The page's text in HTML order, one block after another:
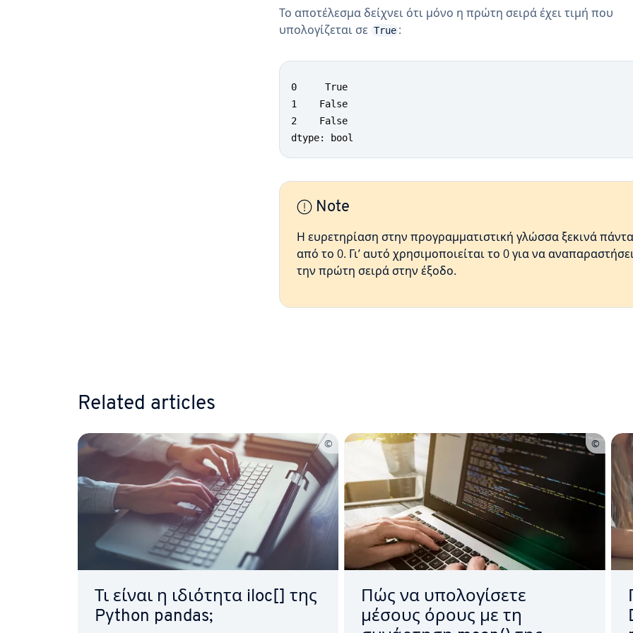
Το αποτέλεσμα δείχνει ότι μόνο η πρώτη σειρά έχει τιμή που
υπολογίζεται σε True :
0     True
1    False
2    False
dtype: bool
Note
Η ευρετηρίαση στην προγραμματιστική γλώσσα ξεκινά πάντα
από το 0. Γι’ αυτό χρησιμοποιείται το 0 για να
την πρώτη σειρά στην έξοδο.
Related articles
Τι είναι η ιδιότητα iloc[] της
Python pandas;
Πώς να υπολογίσετε
μέσους όρους με τη